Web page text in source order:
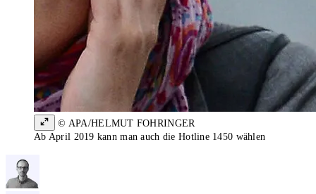
© APA/HELMUT FOHRINGER
Ab April 2019 kann man auch die Hotline 1450 wählen